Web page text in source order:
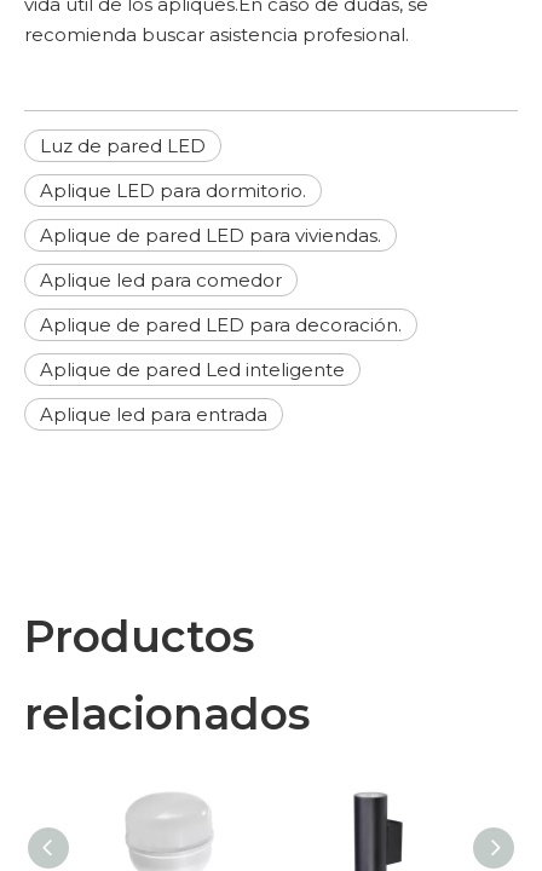
recomienda buscar asistencia profesional.
Luz de pared LED
Aplique LED para dormitorio.
Aplique de pared LED para viviendas.
Aplique led para comedor
Aplique de pared LED para decoración.
Aplique de pared Led inteligente
Aplique led para entrada
Productos
relacionados